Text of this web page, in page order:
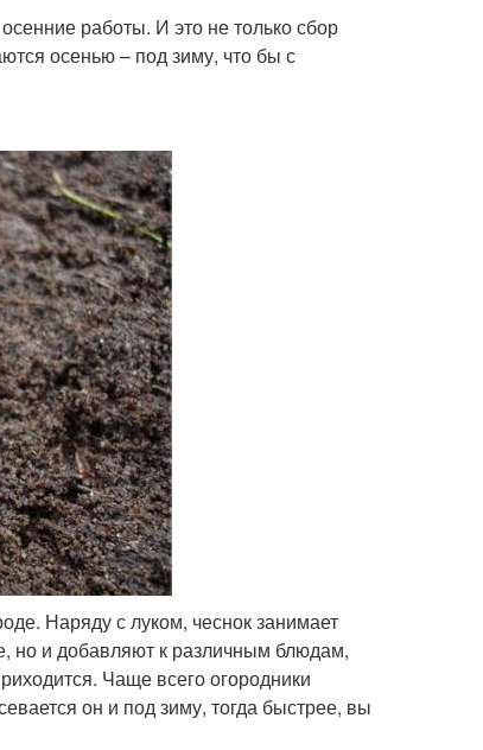
работы. И это не только сбор
осенью – под зиму, что бы с
Наряду с луком, чеснок занимает
но и добавляют к различным блюдам,
Чаще всего огородники
он и под зиму, тогда быстрее, вы